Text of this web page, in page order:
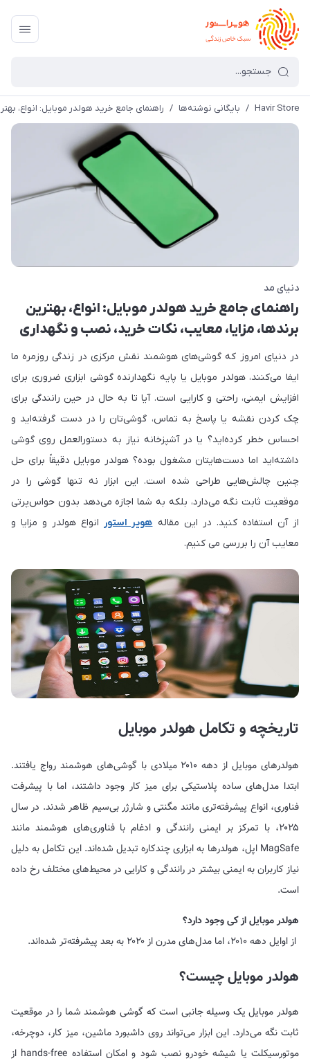
Havir Store
/ بایگانی نوشته‌ها / راهنمای جامع خرید هولدر موبایل: انواع،
دنیای مد
راهنمای جامع خرید هولدر موبایل: انواع، بهترین
برندها، مزایا، معایب، نکات خرید، نصب و نگهداری
در دنیای امروز که گوشی‌های هوشمند نقش مرکزی در زندگی روزمره ما
ایفا می‌کنند، هولدر موبایل یا پایه نگهدارنده گوشی ابزاری ضروری برای
افزایش ایمنی، راحتی و کارایی است. آیا تا به حال در حین رانندگی برای
چک کردن نقشه یا پاسخ به تماس، گوشی‌تان را در دست گرفته‌اید و
احساس خطر کرده‌اید؟ یا در آشپزخانه نیاز به دستورالعمل روی گوشی
داشته‌اید اما دست‌هایتان مشغول بوده؟ هولدر موبایل دقیقاً برای حل
چنین چالش‌هایی طراحی شده است. این ابزار نه تنها گوشی را در
موقعیت ثابت نگه می‌دارد، بلکه به شما اجازه می‌دهد بدون حواس‌پرتی
از آن استفاده کنید. در این مقالههویر استور انواع هولدر و مزایا و
معایب آن را بررسی می کنیم.
تاریخچه و تکامل هولدر موبایل
هولدرهای موبایل از دهه ۲۰۱۰ میلادی با گوشی‌های هوشمند رواج یافتند.
ابتدا مدل‌های ساده پلاستیکی برای میز کار وجود داشتند، اما با پیشرفت
فناوری، انواع پیشرفته‌تری مانند مگنتی و شارژر بی‌سیم ظاهر شدند. در سال
۲۰۲۵، با تمرکز بر ایمنی رانندگی و ادغام با فناوری‌های هوشمند مانند
MagSafe اپل، هولدرها به ابزاری چندکاره تبدیل شده‌اند. این تکامل به دلیل
نیاز کاربران به ایمنی بیشتر در رانندگی و کارایی در محیط‌های مختلف رخ داده
است.
هولدر موبایل از کی وجود دارد؟
از اوایل دهه ۲۰۱۰، اما مدل‌های مدرن از ۲۰۲۰ به بعد پیشرفته‌تر شده‌اند.
هولدر موبایل چیست؟
هولدر موبایل یک وسیله جانبی است که گوشی هوشمند شما را در موقعیت
ثابت نگه می‌دارد. این ابزار می‌تواند روی داشبورد ماشین، میز کار، دوچرخه،
موتورسیکلت یا شیشه خودرو نصب شود و امکان استفاده hands-free از